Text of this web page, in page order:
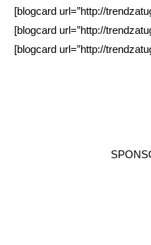
[blogcard url=”http://
[blogcard url=”http://
[blogcard url=”http://